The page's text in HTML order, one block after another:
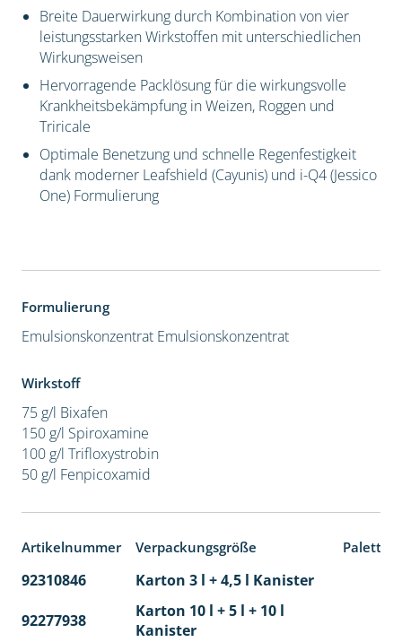
Breite Dauerwirkung durch Kombination von vier
leistungsstarken Wirkstoffen mit unterschiedlichen
Wirkungsweisen
Hervorragende Packlösung für die wirkungsvolle
Krankheitsbekämpfung in Weizen, Roggen und
Triricale
Optimale Benetzung und schnelle Regenfestigkeit
dank moderner Leafshield (Cayunis) und i-Q4 (Jessico
One) Formulierung
Formulierung
Emulsionskonzentrat Emulsionskonzentrat
Wirkstoff
75 g/l Bixafen
150 g/l Spiroxamine
100 g/l Trifloxystrobin
50 g/l Fenpicoxamid
Artikelnummer Verpackungsgröße
92310846 Karton 3 l + 4,5 l Kanister
92277938
Karton 10 l + 5 l + 10 l
Kanister